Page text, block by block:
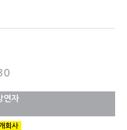
연자
회사